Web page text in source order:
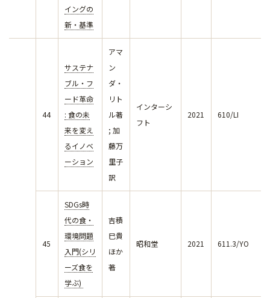
イングの
新・基準
44
サステナ
ブル・フ
ード革命
: 食の未
来を変え
るイノベ
ーション
アマ
ン
ダ・
リト
ル著
; 加
藤万
里子
訳
インターシ
フト
2021 610/LI
45
SDGs時
代の食・
環境問題
入門(シリ
ーズ食を
学ぶ)
吉積
巳貴
ほか
著
昭和堂 2021 611.3/YO